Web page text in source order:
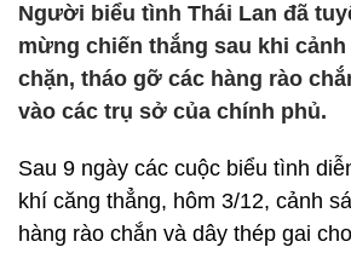
Người biểu tình Thái Lan đã
mừng chiến thắng sau khi
chặn, tháo gỡ các hàng rào
vào các trụ sở của chính phủ.
Sau 9 ngày các cuộc biểu tình
khí căng thẳng, hôm 3/12, cảnh
hàng rào chắn và dây thép gai